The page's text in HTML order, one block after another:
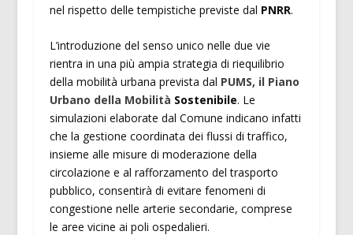
nel rispetto delle tempistiche previste dal PNRR.
L’introduzione del senso unico nelle due vie
rientra in una più ampia strategia di riequilibrio
della mobilità urbana prevista dal PUMS, il Piano
Urbano della Mobilità Sostenibile. Le
simulazioni elaborate dal Comune indicano infatti
che la gestione coordinata dei flussi di traffico,
insieme alle misure di moderazione della
circolazione e al rafforzamento del trasporto
pubblico, consentirà di evitare fenomeni di
congestione nelle arterie secondarie, comprese
le aree vicine ai poli ospedalieri.